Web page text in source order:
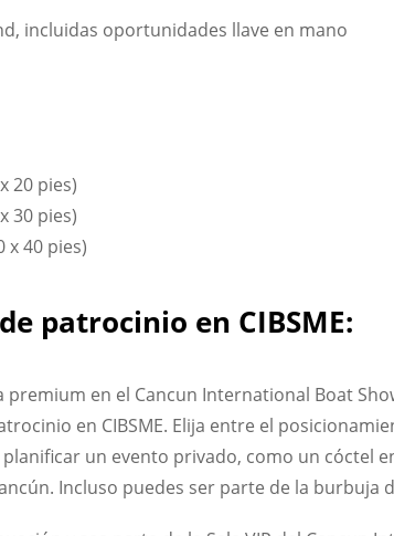
incluidas oportunidades llave en mano
20 pies)
30 pies)
x 40 pies)
patrocinio en CIBSME:
en el Cancun International Boat
en CIBSME. Elija entre el
un evento privado, como un cóctel
Incluso puedes ser parte de la burbuja